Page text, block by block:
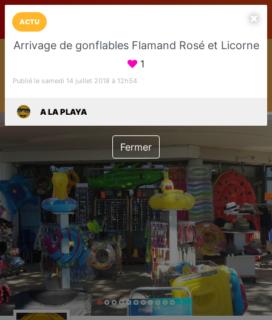
LaCarte Play Store
Installez l'App LaCarte
Téléchargez gratuitement l'app LaCarte pour suivre vos
ACTU
Arrivage de gonflables Flamand Rosé et Licorne
1
Publié le samedi 14 juillet 2018 à 12h54
A LA PLAYA
Fermer